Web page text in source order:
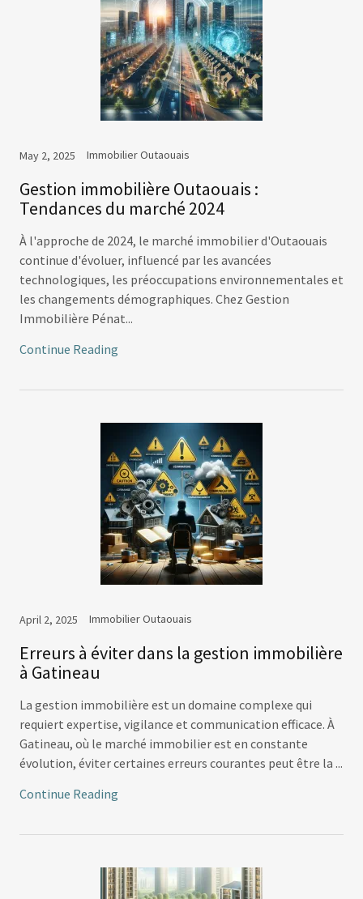
May 2, 2025 Immobilier Outaouais
Gestion immobilière Outaouais :
Tendances du marché 2024
À l'approche de 2024, le marché immobilier d'Outaouais
continue d'évoluer, influencé par les avancées
technologiques, les préoccupations environnementales et
les changements démographiques. Chez Gestion
Immobilière Pénat...
Continue Reading
April 2, 2025 Immobilier Outaouais
Erreurs à éviter dans la gestion immobilière
à Gatineau
La gestion immobilière est un domaine complexe qui
requiert expertise, vigilance et communication efficace. À
Gatineau, où le marché immobilier est en constante
évolution, éviter certaines erreurs courantes peut être la ...
Continue Reading